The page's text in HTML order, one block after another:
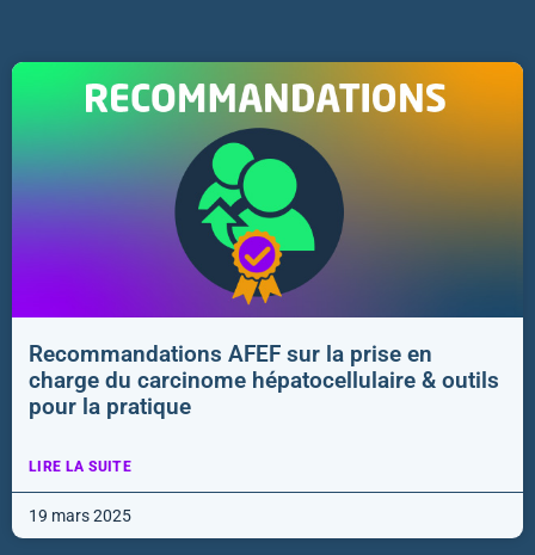
Recommandations AFEF sur la prise en
charge du carcinome hépatocellulaire & outils
pour la pratique
LIRE LA SUITE
19 mars 2025